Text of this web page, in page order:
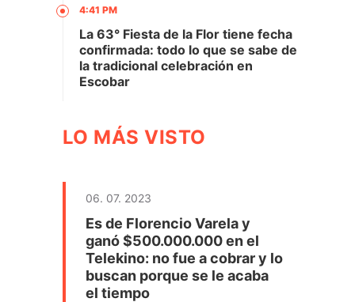
4:41 PM
La 63° Fiesta de la Flor tiene fecha
confirmada: todo lo que se sabe de
la tradicional celebración en
Escobar
LO MÁS VISTO
06. 07. 2023
Es de Florencio Varela y
ganó $500.000.000 en el
Telekino: no fue a cobrar y lo
buscan porque se le acaba
el tiempo